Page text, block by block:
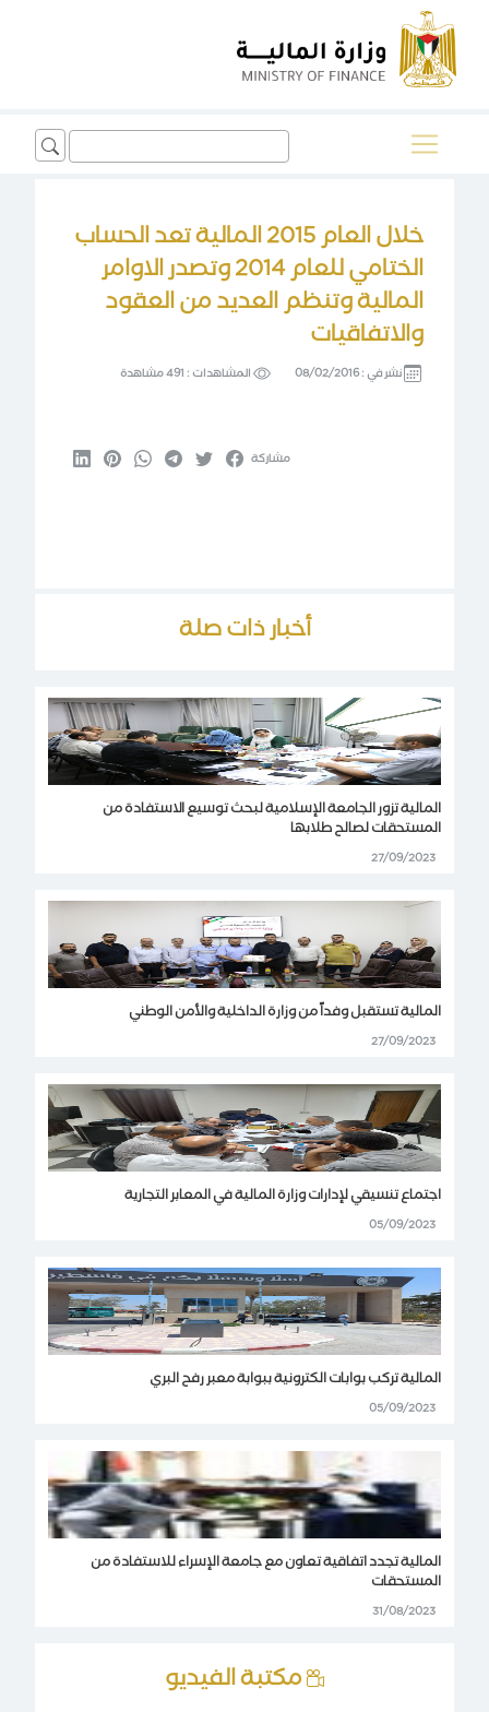
Search
for:
خلال العام 2015 المالية تعد الحساب
الختامي للعام 2014 وتصدر الاوامر
المالية وتنظم العديد من العقود
والاتفاقيات
نشر في :08/02/2016 المشاهدات : 491 مشاهدة
مشاركة
أخبار ذات صلة
المالية تزور الجامعة الإسلامية لبحث توسيع الاستفادة من
المستحقات لصالح طلابها
27/09/2023
المالية تستقبل وفداً من وزارة الداخلية والأمن الوطني
27/09/2023
اجتماع تنسيقي لإدارات وزارة المالية في المعابر التجارية
05/09/2023
المالية تركب بوابات الكترونية ببوابة معبر رفح البري
05/09/2023
المالية تجدد اتفاقية تعاون مع جامعة الإسراء للاستفادة من
المستحقات
31/08/2023
مكتبة الفيديو